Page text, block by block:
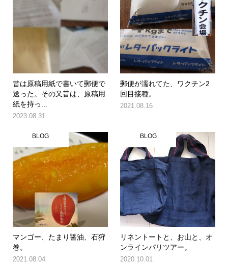
昔は原稿用紙で書いて郵便で
送った。その又昔は、原稿用
紙を持っ...
2023.08.31
郵便が濡れてた、ワクチン2
回目接種。
2021.08.16
BLOG
マンゴー、たまり醤油、石狩
巻。
2021.08.04
BLOG
リネントートと、お山と、オ
ンラインパリツアー。
2020.10.01